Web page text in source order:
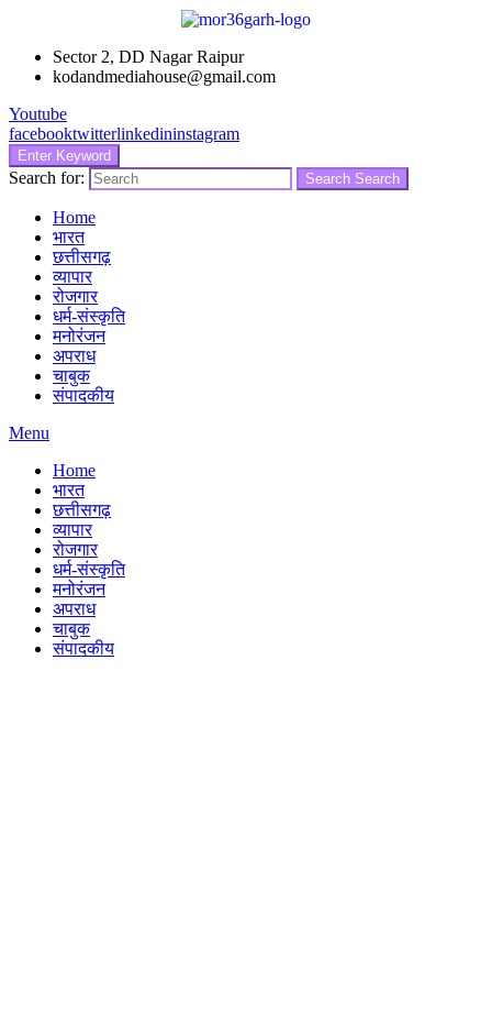
Sector 2, DD Nagar Raipur
kodandmediahouse@gmail.com
Youtube
facebooktwitterlinkedininstagram
Enter Keyword
Search for: Search Search
Home
भारत
छत्तीसगढ़
व्यापार
रोजगार
धर्म-संस्कृति
मनोरंजन
अपराध
चाबुक
संपादकीय
Menu
Home
भारत
छत्तीसगढ़
व्यापार
रोजगार
धर्म-संस्कृति
मनोरंजन
अपराध
चाबुक
संपादकीय